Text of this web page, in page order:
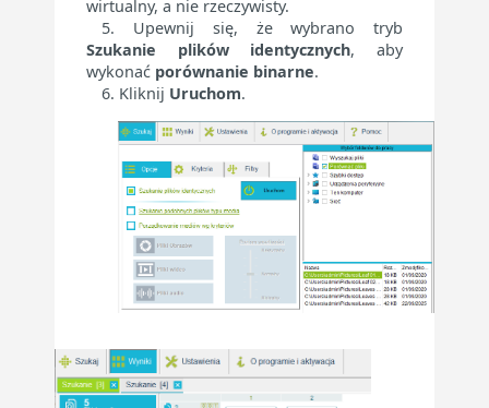
wirtualny, a nie rzeczywisty.
Upewnij się, że wybrano tryb
Szukanie plików identycznych, aby
wykonać porównanie binarne.
Kliknij Uruchom.